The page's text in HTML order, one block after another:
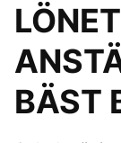
BÄST